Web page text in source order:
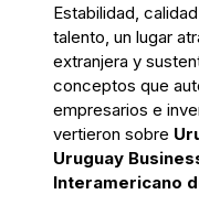
Estabilidad,
talento, un lugar
extranjera y
conceptos que
empresarios e
vertieron sobre
Uruguay
Interamericano